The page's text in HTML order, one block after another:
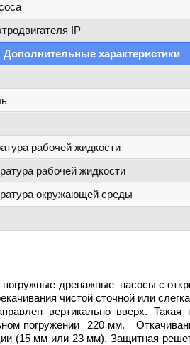
IP
Дополнительные характеристики
рабочей жидкости
рабочей жидкости
окружающей среды
дренажные насосы с
чистой сточной или
вертикально вверх. Такая
погружении 220 мм.
(15 мм или 23 мм). Защитная